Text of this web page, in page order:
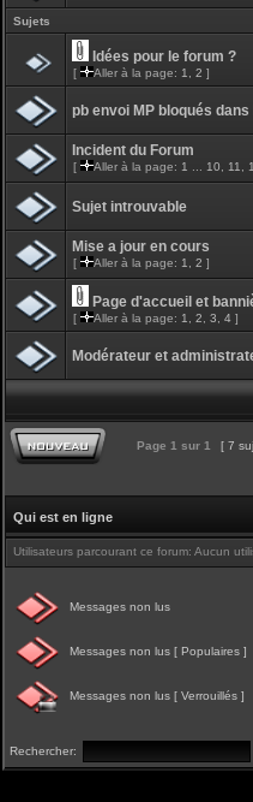
Sujets
Idées pour le forum ?
[ Aller à la page: 1 2 ]
pb envoi MP bloqués
Incident du Forum
[ Aller à la page: 1 10 11
Sujet introuvable
Mise a jour en cours
[ Aller à la page: 1 2 ]
Page d'accueil et
[ Aller à la page: 1 2 3 4 ]
Modérateur et
Page 1 sur 1 [ 7
Qui est en ligne
Utilisateurs parcourant ce forum: Aucun
Messages non lus
Messages non lus [ Populaires ]
Messages non lus [ Verrouillés ]
Rechercher: